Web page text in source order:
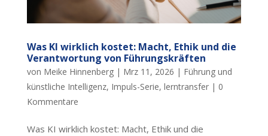
Was KI wirklich kostet: Macht, Ethik und die
Verantwortung von Führungskräften
von Meike Hinnenberg| Mrz 11, 2026 | Führung und
künstliche Intelligenz, Impuls-Serie, lerntransfer| 0
Kommentare
Was KI wirklich kostet: Macht, Ethik und die